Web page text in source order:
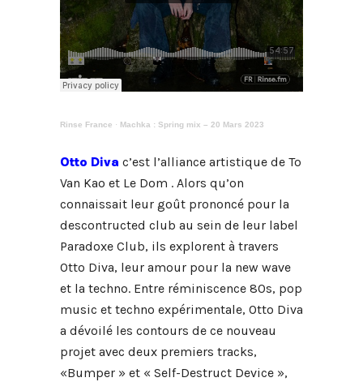
Rinse France · Machka : Spring mix – 20 Mars 2023
Otto Diva c’est l’alliance artistique de To
Van Kao et Le Dom . Alors qu’on
connaissait leur goût prononcé pour la
descontructed club au sein de leur label
Paradoxe Club, ils explorent à travers
Otto Diva, leur amour pour la new wave
et la techno. Entre réminiscence 80s, pop
music et techno expérimentale, Otto Diva
a dévoilé les contours de ce nouveau
projet avec deux premiers tracks,
«Bumper » et « Self-Destruct Device »,